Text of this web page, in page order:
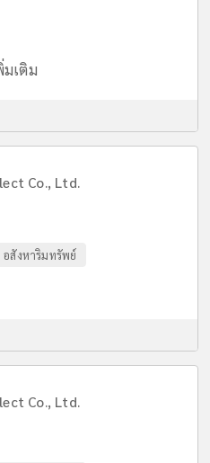
มเติม
Co., Ltd.
อสังหาริมทรัพย์
Co., Ltd.